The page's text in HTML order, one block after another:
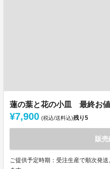
蓮の葉と花の小皿 最終お
¥7,900 (税込/送料込)残り5
販売
ご提供予定時期：受注生産で順次発